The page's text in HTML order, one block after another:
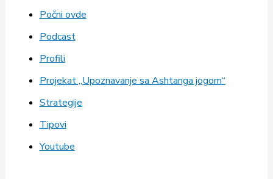
Počni ovde
Podcast
Profili
Projekat „Upoznavanje sa Ashtanga jogom“
Strategije
Tipovi
Youtube